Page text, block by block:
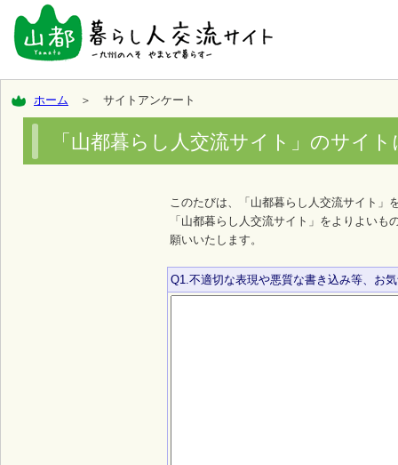
ホーム ＞ サイトアンケート
「山都暮らし人交流サイト」のサイ
このたびは、「山都暮らし人交流サイト」
「山都暮らし人交流サイト」をよりよい
願いいたします。
Q1.不適切な表現や悪質な書き込み等、お